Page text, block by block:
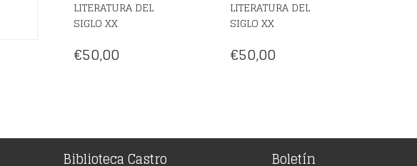
LITERATURA DEL
SIGLO XX
€50,00
LITERATURA DEL
SIGLO XX
€50,00
Biblioteca Castro Boletín